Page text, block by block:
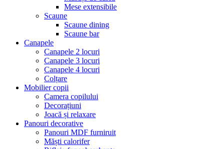
Mese extensibile
Scaune
Scaune dining
Scaune bar
Canapele
Canapele 2 locuri
Canapele 3 locuri
Canapele 4 locuri
Colțare
Mobilier copii
Camera copilului
Decorațiuni
Joacă și relaxare
Panouri decorative
Panouri MDF furniruit
Măști calorifer